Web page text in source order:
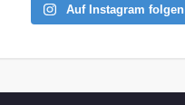
Auf Instagram folgen